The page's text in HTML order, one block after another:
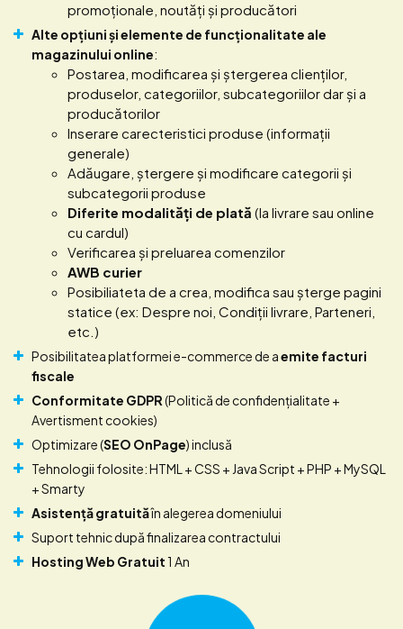
promoționale, noutăți și producători
Alte opțiuni și elemente de funcționalitate ale
magazinului online:
Postarea, modificarea și ștergerea clienților,
produselor, categoriilor, subcategoriilor dar și a
producătorilor
Inserare carecteristici produse (informații
generale)
Adăugare, ștergere și modificare categorii și
subcategorii produse
Diferite modalități de plată (la livrare sau online
cu cardul)
Verificarea și preluarea comenzilor
AWB curier
Posibiliateta de a crea, modifica sau șterge pagini
statice (ex: Despre noi, Condiții livrare, Parteneri,
etc.)
Posibilitatea platformei e-commerce de aemite facturi
fiscale
Conformitate GDPR(Politică de confidențialitate +
Avertisment cookies)
Optimizare (SEO OnPage) inclusă
Tehnologii folosite: HTML + CSS + Java Script + PHP + MySQL
+ Smarty
Asistență gratuităîn alegerea domeniului
Suport tehnic după finalizarea contractului
Hosting Web Gratuit1 An